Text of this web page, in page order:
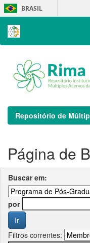
Skip
navigation
BRASIL
Repositório de
Página de
Buscar em:
por
Filtros correntes: